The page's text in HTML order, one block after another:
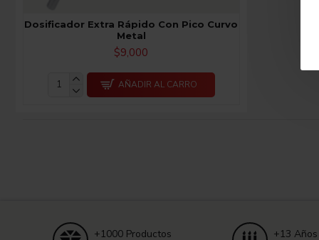
Dosificador Extra Rápido Con Pico Curvo
Metal
$9,000
AÑADIR AL CARRO
+1000 Productos +13